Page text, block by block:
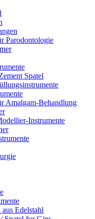
Parodontologie
Spatel
Amalgam-Behandlung
Instrumente
Edelstahl